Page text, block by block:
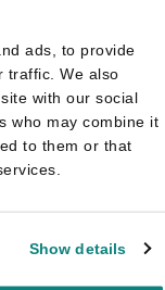
ads, to provide
traffic. We also
with our social
who may combine it
to them or that
Show details